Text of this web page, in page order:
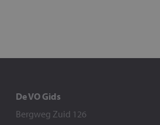
De VO Gids
Bergweg Zuid 126